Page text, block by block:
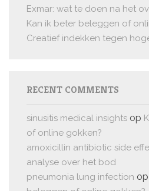
Exmar: wat te doen na het
Kan ik beter beleggen of
Creatief indekken tegen
RECENT COMMENTS
sinusitis medical insights op
of online gokken?
amoxicillin antibiotic side
analyse over het bod
pneumonia lung infection op